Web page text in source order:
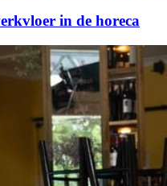
in de horeca